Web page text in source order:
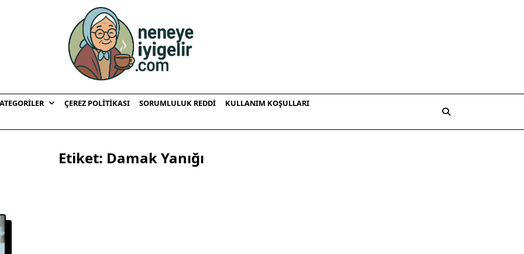
ÇEREZ POLITIKASI SORUMLULUK REDDI
KULLANIM KOŞULLARI
Etiket: Damak Yanığı